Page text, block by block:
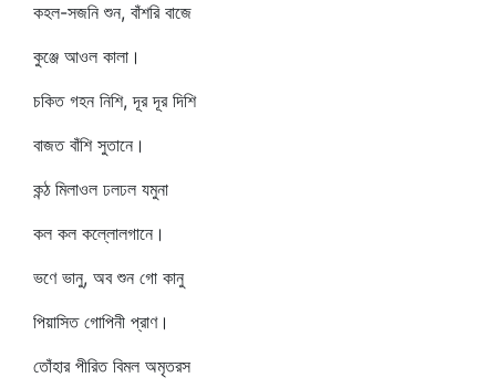
কহল-সজনি শুন, বাঁশরি বাজে
কুঞ্জে আওল কালা।
চকিত গহন নিশি, দূর দূর দিশি
বাজত বাঁশি সুতানে।
কন্ঠ মিলাওল ঢলঢল যমুনা
কল কল কল্লোলগানে।
ভণে ভানু, অব শুন গো কানু
পিয়াসিত গোপিনী প্রাণ।
তোঁহার পীরিত বিমল অমৃতরস